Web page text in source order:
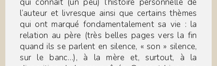
l’auteur et livresque ainsi que certains thèmes
qui ont marqué fondamentalement sa vie : la
relation au père (très belles pages vers la fin
quand ils se parlent en silence, « son » silence,
sur le banc…), à la mère et, surtout, à la